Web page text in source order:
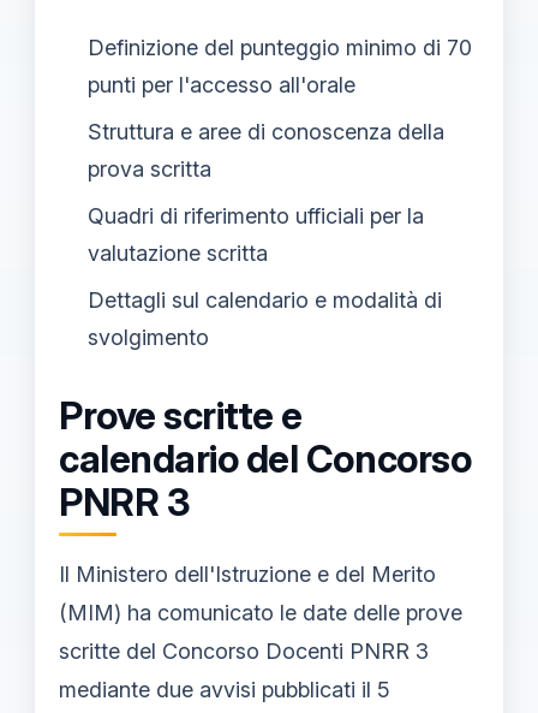
Definizione del punteggio minimo di 70
punti per l'accesso all'orale
Struttura e aree di conoscenza della
prova scritta
Quadri di riferimento ufficiali per la
valutazione scritta
Dettagli sul calendario e modalità di
svolgimento
Prove scritte e
calendario del Concorso
PNRR 3
Il Ministero dell'Istruzione e del Merito
(MIM) ha comunicato le date delle prove
scritte del Concorso Docenti PNRR 3
mediante due avvisi pubblicati il 5